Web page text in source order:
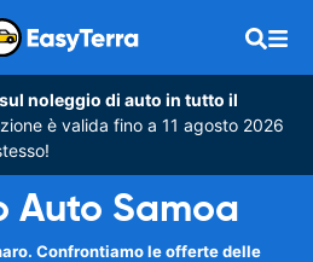
noleggio di auto in tutto il
è valida fino a 11 agosto 2026
Auto Samoa
Confrontiamo le offerte delle